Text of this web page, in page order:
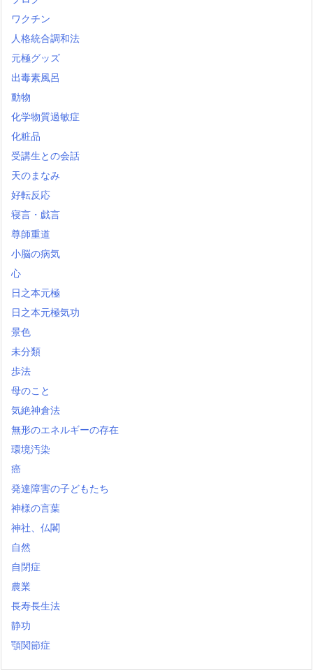
ワクチン
人格統合調和法
元極グッズ
出毒素風呂
動物
化学物質過敏症
化粧品
受講生との会話
天のまなみ
好転反応
寝言・戯言
尊師重道
小脳の病気
心
日之本元極
日之本元極気功
景色
未分類
歩法
母のこと
気絶神倉法
無形のエネルギーの存在
環境汚染
癌
発達障害の子どもたち
神様の言葉
神社、仏閣
自然
自閉症
農業
長寿長生法
静功
顎関節症